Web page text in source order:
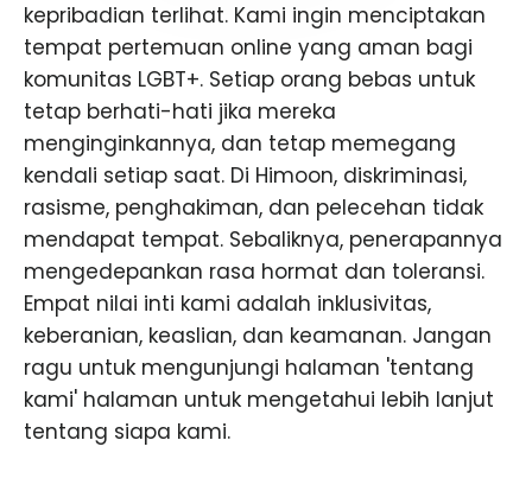
kepribadian terlihat. Kami ingin menciptakan
tempat pertemuan online yang aman bagi
komunitas LGBT+. Setiap orang bebas untuk
tetap berhati-hati jika mereka
menginginkannya, dan tetap memegang
kendali setiap saat. Di Himoon, diskriminasi,
rasisme, penghakiman, dan pelecehan tidak
mendapat tempat. Sebaliknya, penerapannya
mengedepankan rasa hormat dan toleransi.
Empat nilai inti kami adalah inklusivitas,
keberanian, keaslian, dan keamanan. Jangan
ragu untuk mengunjungi halaman 'tentang
kami' halaman untuk mengetahui lebih lanjut
tentang siapa kami.